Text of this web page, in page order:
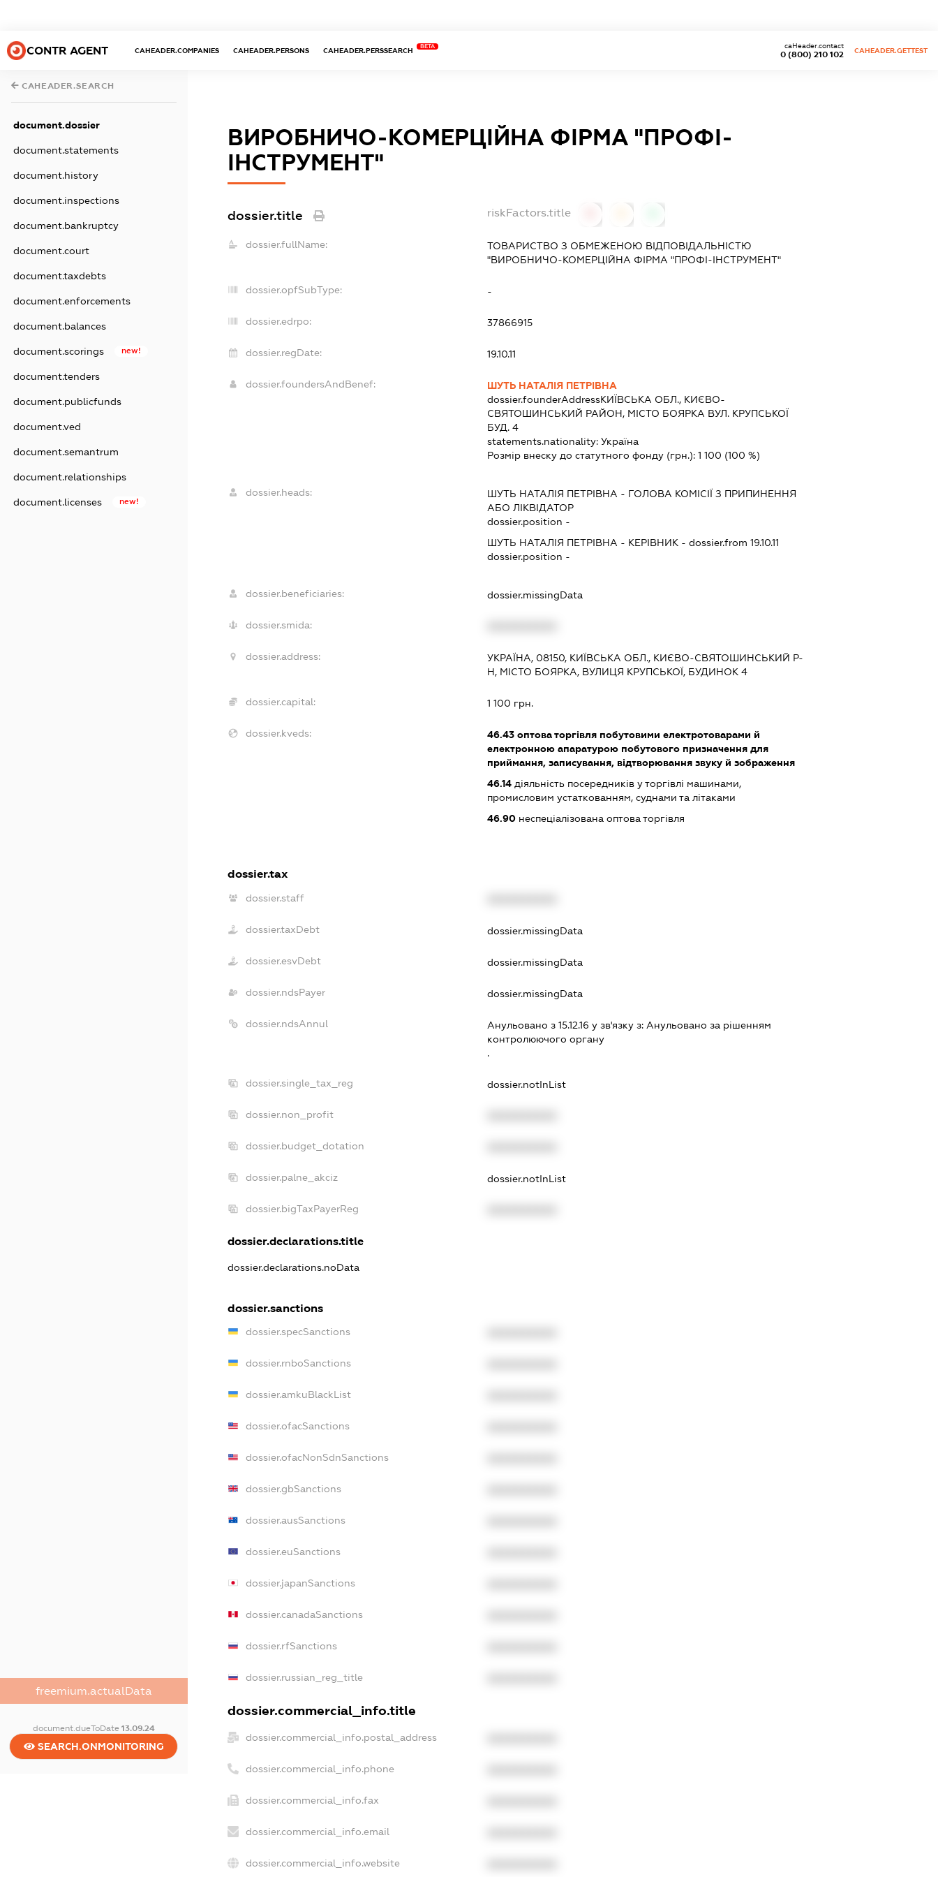
CONTR AGENT CAHEADER.COMPANIES CAHEADER.PERSONS CAHEADER.PERSSEARCH
BETA
0 (800) 210 102
caHeader.contact
CAHEADER.GETTEST
CAHEADER.SEARCH
document.dossier
document.statements
document.history
document.inspections
document.bankruptcy
document.court
document.taxdebts
document.enforcements
document.balances
document.scorings new!
document.tenders
document.publicfunds
document.ved
document.semantrum
document.relationships
document.licenses new!
freemium.actualData
document.dueToDate 13.09.24
SEARCH.ONMONITORING
ВИРОБНИЧО-КОМЕРЦІЙНА ФІРМА "ПРОФІ-
ІНСТРУМЕНТ"
dossier.title riskFactors.title
dossier.fullName:
ТОВАРИСТВО З ОБМЕЖЕНОЮ ВІДПОВІДАЛЬНІСТЮ
"ВИРОБНИЧО-КОМЕРЦІЙНА ФІРМА "ПРОФІ-ІНСТРУМЕНТ"
dossier.opfSubType: -
dossier.edrpo: 37866915
dossier.regDate: 19.10.11
dossier.foundersAndBenef:
ШУТЬ НАТАЛІЯ ПЕТРІВНА
dossier.founderAddressКИЇВСЬКА ОБЛ., КИЄВО-
СВЯТОШИНСЬКИЙ РАЙОН, МІСТО БОЯРКА ВУЛ. КРУПСЬКОЇ
БУД. 4
statements.nationality: Україна
Розмір внеску до статутного фонду (грн.): 1 100 (100 %)
dossier.heads: ШУТЬ НАТАЛІЯ ПЕТРІВНА - ГОЛОВА КОМІСІЇ З ПРИПИНЕННЯ
АБО ЛІКВІДАТОР
dossier.position -
ШУТЬ НАТАЛІЯ ПЕТРІВНА - КЕРІВНИК- dossier.from 19.10.11
dossier.position -
dossier.beneficiaries: dossier.missingData
dossier.smida:
dossier.address:
УКРАЇНА, 08150, КИЇВСЬКА ОБЛ., КИЄВО-СВЯТОШИНСЬКИЙ Р-
Н, МІСТО БОЯРКА, ВУЛИЦЯ КРУПСЬКОЇ, БУДИНОК 4
dossier.capital: 1 100 грн.
dossier.kveds: 46.43оптова торгівля побутовими електротоварами й
електронною апаратурою побутового призначення для
приймання, записування, відтворювання звуку й зображення
46.14діяльність посередників у торгівлі машинами,
промисловим устаткованням, суднами та літаками
46.90неспеціалізована оптова торгівля
dossier.tax
dossier.staff
dossier.taxDebt dossier.missingData
dossier.esvDebt dossier.missingData
dossier.ndsPayer dossier.missingData
dossier.ndsAnnul Анульовано з 15.12.16 у зв'язку з: Анульовано за рiшенням
контролюючого органу
.
dossier.single_tax_reg dossier.notInList
dossier.non_profit
dossier.budget_dotation
dossier.palne_akciz dossier.notInList
dossier.bigTaxPayerReg
dossier.declarations.title
dossier.declarations.noData
dossier.sanctions
dossier.specSanctions
dossier.rnboSanctions
dossier.amkuBlackList
dossier.ofacSanctions
dossier.ofacNonSdnSanctions
dossier.gbSanctions
dossier.ausSanctions
dossier.euSanctions
dossier.japanSanctions
dossier.canadaSanctions
dossier.rfSanctions
dossier.russian_reg_title
dossier.commercial_info.title
dossier.commercial_info.postal_address
dossier.commercial_info.phone
dossier.commercial_info.fax
dossier.commercial_info.email
dossier.commercial_info.website